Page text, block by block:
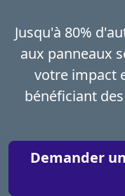
Jusqu'à 80%
aux panneaux
votre impact
bénéficiant
Demander